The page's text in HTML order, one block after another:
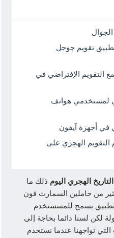
تقويم جوجل
التقويم الإفتراضي في
لمستخدمي هواتف
في أجهزة آيفون
الهجري على
التاريخ الهجري اليوم ذلك ما
من حاملين السمارت فون
تطبيق يسمح للمسستخدم
لكن لسنا دائما بحاجة إلى
تواجهنا عندما نستخدم